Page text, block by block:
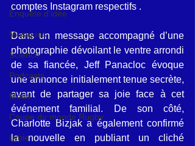
Enquête d'idée
Musiques
Science
Podcasts
Mode
Coupe du monde Rugby
Lybie
comptes Instagram respectifs .
Dans un message accompagné d’une
photographie dévoilant le ventre arrondi
de sa fiancée, Jeff Panacloc évoque
une annonce initialement tenue secrète,
avant de partager sa joie face à cet
événement familial. De son côté,
Charlotte Bizjak a également confirmé
la nouvelle en publiant un cliché